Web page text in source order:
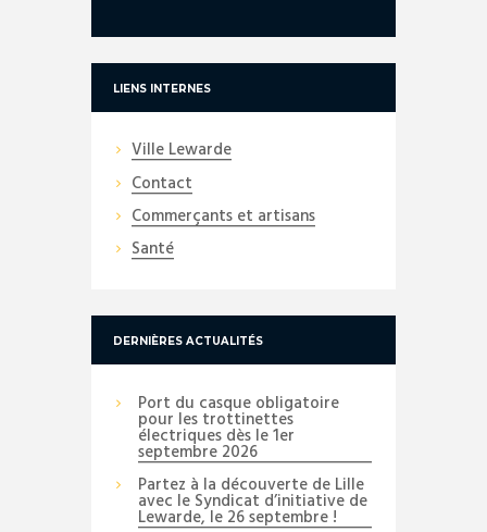
LIENS INTERNES
Ville Lewarde
Contact
Commerçants et artisans
Santé
DERNIÈRES ACTUALITÉS
Port du casque obligatoire
pour les trottinettes
électriques dès le 1er
septembre 2026
Partez à la découverte de Lille
avec le Syndicat d’initiative de
Lewarde, le 26 septembre !